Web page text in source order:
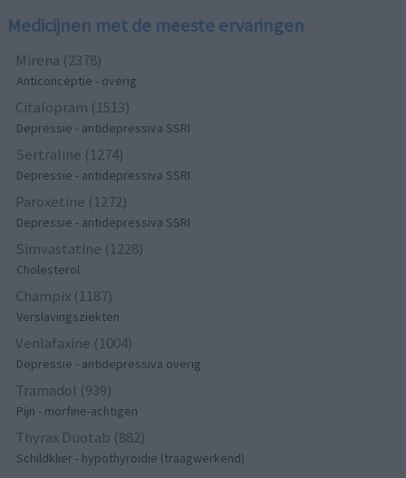
Medicijnen met de meeste ervaringen
Mirena (2378)
Anticonceptie - overig
Citalopram (1513)
Depressie - antidepressiva SSRI
Sertraline (1274)
Depressie - antidepressiva SSRI
Paroxetine (1272)
Depressie - antidepressiva SSRI
Simvastatine (1228)
Cholesterol
Champix (1187)
Verslavingsziekten
Venlafaxine (1004)
Depressie - antidepressiva overig
Tramadol (939)
Pijn - morfine-achtigen
Thyrax Duotab (882)
Schildklier - hypothyroidie (traagwerkend)